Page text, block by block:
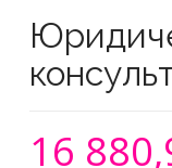
16